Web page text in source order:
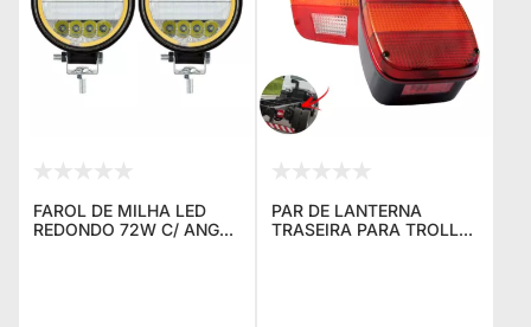
FAROL DE MILHA LED
REDONDO 72W C/ ANGEL
PAR DE LANTERNA
TRASEIRA PARA TROLLER